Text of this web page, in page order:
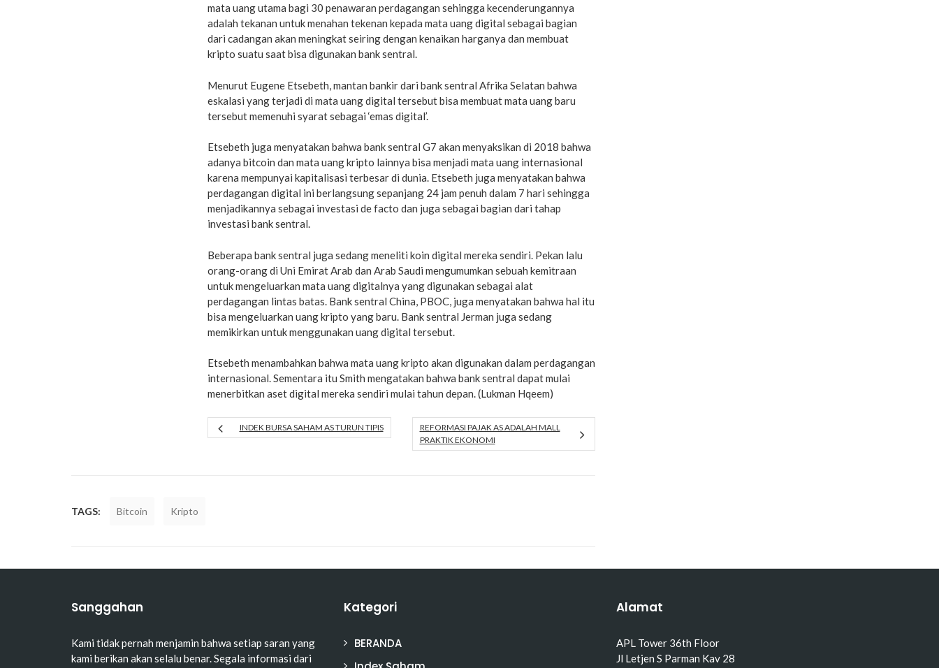
mata uang utama bagi 30 penawaran perdagangan sehingga kecenderungannya
adalah tekanan untuk menahan tekenan kepada mata uang digital sebagai bagian
dari cadangan akan meningkat seiring dengan kenaikan harganya dan membuat
kripto suatu saat bisa digunakan bank sentral.
Menurut Eugene Etsebeth, mantan bankir dari bank sentral Afrika Selatan bahwa
eskalasi yang terjadi di mata uang digital tersebut bisa membuat mata uang baru
tersebut memenuhi syarat sebagai ‘emas digital’.
Etsebeth juga menyatakan bahwa bank sentral G7 akan menyaksikan di 2018 bahwa
adanya bitcoin dan mata uang kripto lainnya bisa menjadi mata uang internasional
karena mempunyai kapitalisasi terbesar di dunia. Etsebeth juga menyatakan bahwa
perdagangan digital ini berlangsung sepanjang 24 jam penuh dalam 7 hari sehingga
menjadikannya sebagai investasi de facto dan juga sebagai bagian dari tahap
investasi bank sentral.
Beberapa bank sentral juga sedang meneliti koin digital mereka sendiri. Pekan lalu
orang-orang di Uni Emirat Arab dan Arab Saudi mengumumkan sebuah kemitraan
untuk mengeluarkan mata uang digitalnya yang digunakan sebagai alat
perdagangan lintas batas. Bank sentral China, PBOC, juga menyatakan bahwa hal itu
bisa mengeluarkan uang kripto yang baru. Bank sentral Jerman juga sedang
memikirkan untuk menggunakan uang digital tersebut.
Etsebeth menambahkan bahwa mata uang kripto akan digunakan dalam perdagangan
internasional. Sementara itu Smith mengatakan bahwa bank sentral dapat mulai
menerbitkan aset digital mereka sendiri mulai tahun depan. (Lukman Hqeem)
INDEK BURSA SAHAM AS TURUN TIPIS
REFORMASI PAJAK AS ADALAH MALL
PRAKTIK EKONOMI
TAGS: Bitcoin Kripto
Sanggahan
Kami tidak pernah menjamin bahwa setiap saran yang
kami berikan akan selalu benar. Segala informasi dari
Kategori
BERANDA
Alamat
APL Tower 36th Floor
Jl Letjen S Parman Kav 28